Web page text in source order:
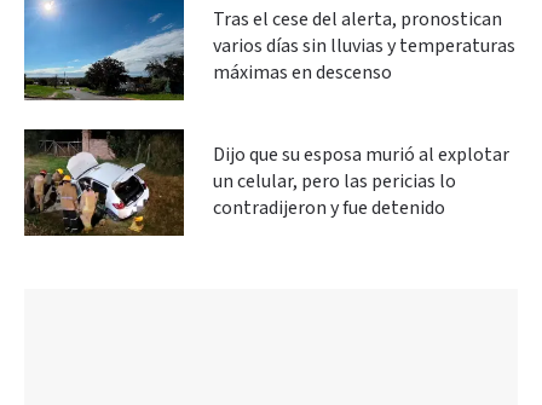
Tras el cese del alerta, pronostican
varios días sin lluvias y temperaturas
máximas en descenso
Dijo que su esposa murió al explotar
un celular, pero las pericias lo
contradijeron y fue detenido